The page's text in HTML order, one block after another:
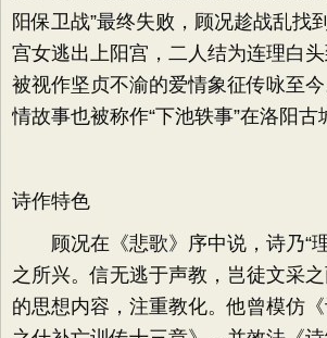
阳保卫战”最终失败，顾况趁战乱找
宫女逃出上阳宫，二人结为连理白
被视作坚贞不渝的爱情象征传咏至
情故事也被称作“下池轶事”在洛阳
诗作特色
顾况在《悲歌》序中说，诗乃“
之所兴。信无逃于声教，岂徒文采
的思想内容，注重教化。他曾模仿